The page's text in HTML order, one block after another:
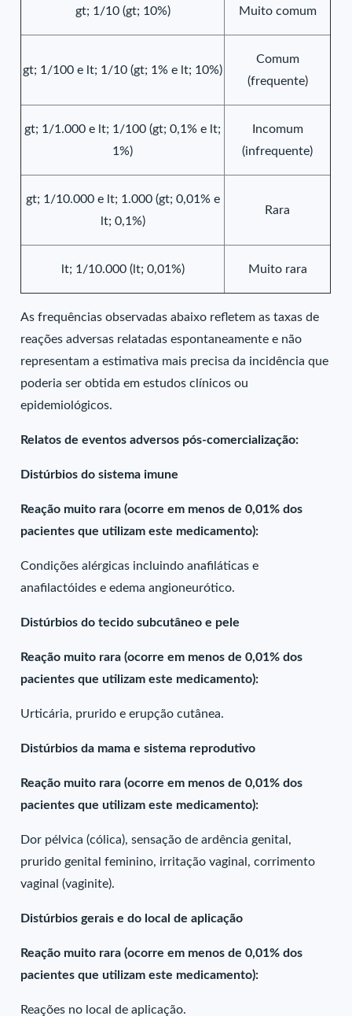
gt; 1/10 (gt; 10%) Muito comum
gt; 1/100 e lt; 1/10 (gt; 1% e lt; 10%)
Comum
(frequente)
gt; 1/1.000 e lt; 1/100 (gt; 0,1% e lt;
1%)
Incomum
(infrequente)
gt; 1/10.000 e lt; 1.000 (gt; 0,01% e
lt; 0,1%)
Rara
lt; 1/10.000 (lt; 0,01%) Muito rara
As frequências observadas abaixo refletem as taxas de
reações adversas relatadas espontaneamente e não
representam a estimativa mais precisa da incidência que
poderia ser obtida em estudos clínicos ou
epidemiológicos.
Relatos de eventos adversos pós-comercialização:
Distúrbios do sistema imune
Reação muito rara (ocorre em menos de 0,01% dos
pacientes que utilizam este medicamento):
Condições alérgicas incluindo anafiláticas e
anafilactóides e edema angioneurótico.
Distúrbios do tecido subcutâneo e pele
Reação muito rara (ocorre em menos de 0,01% dos
pacientes que utilizam este medicamento):
Urticária, prurido e erupção cutânea.
Distúrbios da mama e sistema reprodutivo
Reação muito rara (ocorre em menos de 0,01% dos
pacientes que utilizam este medicamento):
Dor pélvica (cólica), sensação de ardência genital,
prurido genital feminino, irritação vaginal, corrimento
vaginal (vaginite).
Distúrbios gerais e do local de aplicação
Reação muito rara (ocorre em menos de 0,01% dos
pacientes que utilizam este medicamento):
Reações no local de aplicação.